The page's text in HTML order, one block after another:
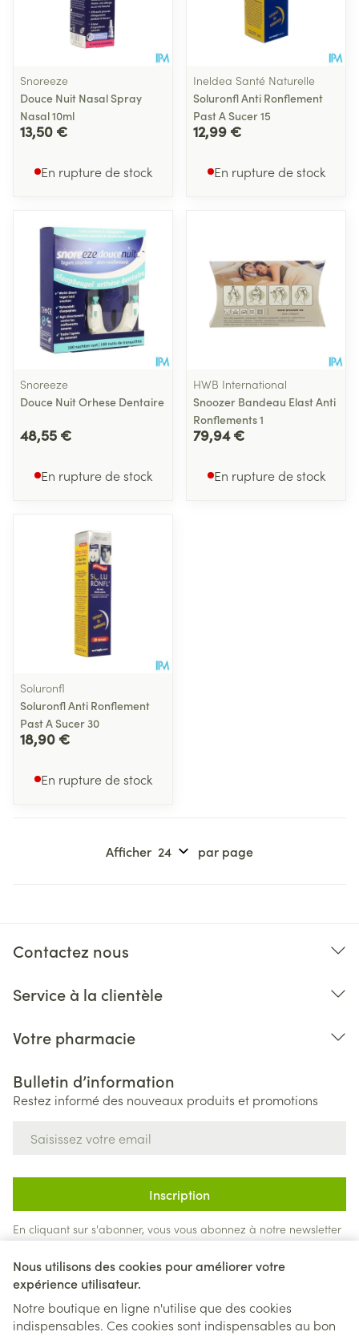
Nous utilisons des cookies pour améliorer votre
expérience utilisateur.
Notre boutique en ligne n'utilise que des cookies
indispensables. Ces cookies sont indispensables au bon
Snoreeze
Douce Nuit Nasal Spray
Nasal 10ml
13,50 €
En rupture de stock
Ineldea Santé Naturelle
Soluronfl Anti Ronflement
Past A Sucer 15
12,99 €
En rupture de stock
Snoreeze
Douce Nuit Orhese Dentaire
48,55 €
En rupture de stock
HWB International
Snoozer Bandeau Elast Anti
Ronflements 1
79,94 €
En rupture de stock
Soluronfl
Soluronfl Anti Ronflement
Past A Sucer 30
18,90 €
En rupture de stock
Afficher par page
Contactez nous
Service à la clientèle
Votre pharmacie
Bulletin d’information
Restez informé des nouveaux produits et promotions
Inscription
En cliquant sur s'abonner, vous vous abonnez à notre newsletter
et acceptez notrepolitique de confidentialité.